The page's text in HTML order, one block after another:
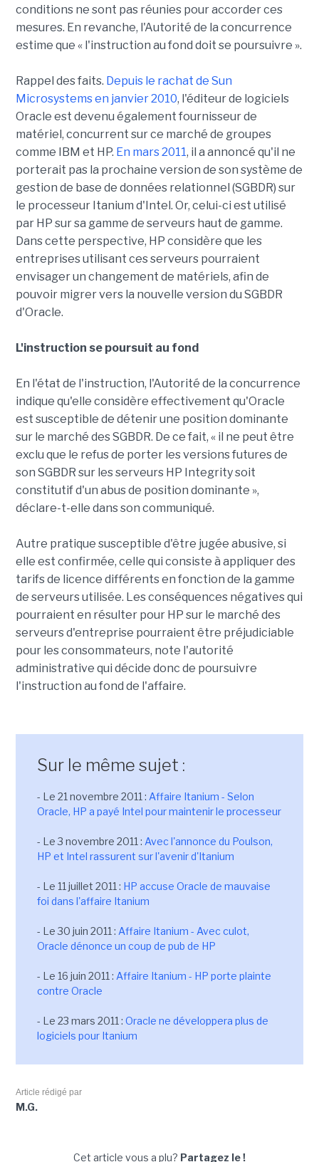
conditions ne sont pas réunies pour accorder ces
mesures. En revanche, l'Autorité de la concurrence
estime que « l'instruction au fond doit se poursuivre ».
Rappel des faits. Depuis le rachat de Sun
Microsystems en janvier 2010, l'éditeur de logiciels
Oracle est devenu également fournisseur de
matériel, concurrent sur ce marché de groupes
comme IBM et HP. En mars 2011, il a annoncé qu'il ne
porterait pas la prochaine version de son système de
gestion de base de données relationnel (SGBDR) sur
le processeur Itanium d'Intel. Or, celui-ci est utilisé
par HP sur sa gamme de serveurs haut de gamme.
Dans cette perspective, HP considère que les
entreprises utilisant ces serveurs pourraient
envisager un changement de matériels, afin de
pouvoir migrer vers la nouvelle version du SGBDR
d'Oracle.
L'instruction se poursuit au fond
En l'état de l'instruction, l'Autorité de la concurrence
indique qu'elle considère effectivement qu'Oracle
est susceptible de détenir une position dominante
sur le marché des SGBDR. De ce fait, « il ne peut être
exclu que le refus de porter les versions futures de
son SGBDR sur les serveurs HP Integrity soit
constitutif d'un abus de position dominante »,
déclare-t-elle dans son communiqué.
Autre pratique susceptible d'être jugée abusive, si
elle est confirmée, celle qui consiste à appliquer des
tarifs de licence différents en fonction de la gamme
de serveurs utilisée. Les conséquences négatives qui
pourraient en résulter pour HP sur le marché des
serveurs d'entreprise pourraient être préjudiciable
pour les consommateurs, note l'autorité
administrative qui décide donc de poursuivre
l'instruction au fond de l'affaire.
Sur le même sujet :
- Le 21 novembre 2011 : Affaire Itanium - Selon
Oracle, HP a payé Intel pour maintenir le processeur
- Le 3 novembre 2011 : Avec l'annonce du Poulson,
HP et Intel rassurent sur l'avenir d'Itanium
- Le 11 juillet 2011 : HP accuse Oracle de mauvaise
foi dans l'affaire Itanium
- Le 30 juin 2011 : Affaire Itanium - Avec culot,
Oracle dénonce un coup de pub de HP
- Le 16 juin 2011 : Affaire Itanium - HP porte plainte
contre Oracle
- Le 23 mars 2011 : Oracle ne développera plus de
logiciels pour Itanium
Article rédigé par
M.G.
Cet article vous a plu? Partagez le !